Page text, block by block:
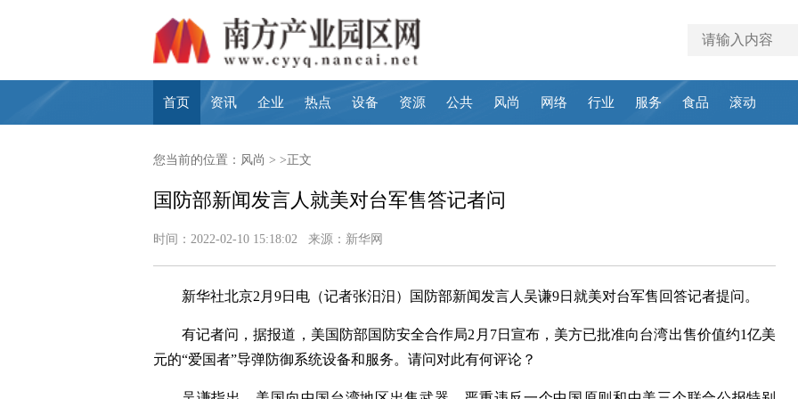
首页 资讯 企业 热点 设备 资源 公共 风尚 网络 行业 服务 食品 滚动
您当前的位置： 风尚 > >正文
国防部新闻发言人就美对台军售答记者问
时间：2022-02-10 15:18:02 来源：新华网
新华社北京2月9日电（记者张汨汨）国防部新闻发言人吴谦9日就美对台军售回答记者提问。
有记者问，据报道，美国防部国防安全合作局2月7日宣布，美方已批准向台湾出售价值约1亿美
元的“爱国者”导弹防御系统设备和服务。请问对此有何评论？